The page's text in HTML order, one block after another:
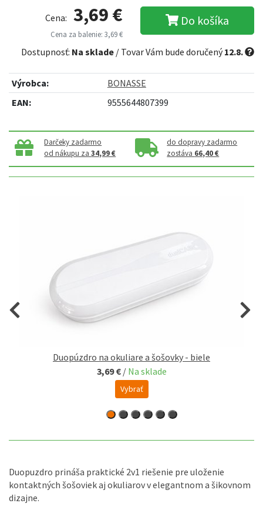
Cena: 3,69 €
Cena za balenie: 3,69 €
Do košíka
Dostupnosť: Na sklade / Tovar Vám bude doručený12.8.
Výrobca:
BONASSE
EAN:
9555644807399
Darčeky zadarmo
od nákupu za34,99 €
do dopravy zadarmo
zostáva 66,40 €
Duopúzdro na okuliare a šošovky - biele
3,69 € / Na sklade
Vybrať
Duopuzdro prináša praktické 2v1 riešenie pre uloženie
kontaktných šošoviek aj okuliarov v elegantnom a šikovnom
dizajne.